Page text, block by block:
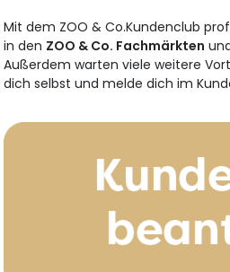
Mit dem ZOO & Co.Kundenclub
in den ZOO & Co. Fachmärkten
Außerdem warten viele weitere
dich selbst und melde dich im